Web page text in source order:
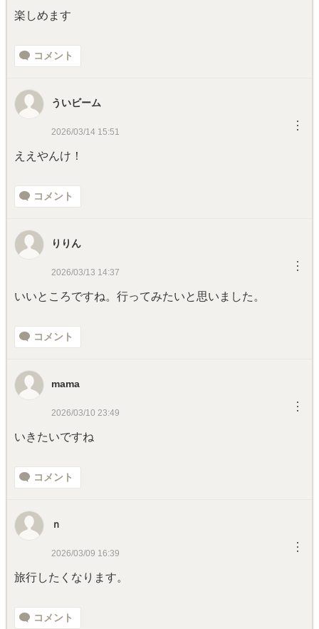
楽しめます
コメント
ういビーム
2026/03/14 15:51 ︙
ええやんけ！
コメント
りりん
2026/03/13 14:37 ︙
いいところですね。行ってみたいと思いました。
コメント
mama
2026/03/10 23:49 ︙
いきたいですね
コメント
ｎ
2026/03/09 16:39 ︙
旅行したくなります。
コメント